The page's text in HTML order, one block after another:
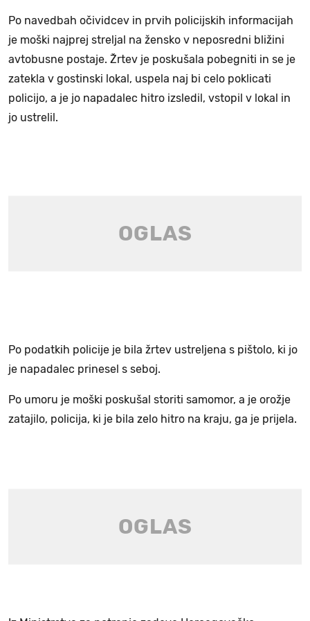
Po navedbah očividcev in prvih policijskih informacijah
je moški najprej streljal na žensko v neposredni bližini
avtobusne postaje. Žrtev je poskušala pobegniti in se je
zatekla v gostinski lokal, uspela naj bi celo poklicati
policijo, a je jo napadalec hitro izsledil, vstopil v lokal in
jo ustrelil.
Po podatkih policije je bila žrtev ustreljena s pištolo, ki jo
je napadalec prinesel s seboj.
Po umoru je moški poskušal storiti samomor, a je orožje
zatajilo, policija, ki je bila zelo hitro na kraju, ga je prijela.